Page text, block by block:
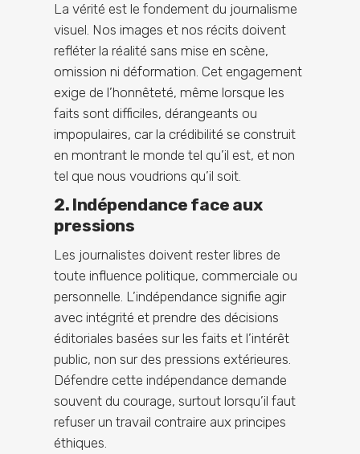
La vérité est le fondement du journalisme
visuel. Nos images et nos récits doivent
refléter la réalité sans mise en scène,
omission ni déformation. Cet engagement
exige de l’honnêteté, même lorsque les
faits sont difficiles, dérangeants ou
impopulaires, car la crédibilité se construit
en montrant le monde tel qu’il est, et non
tel que nous voudrions qu’il soit.
2. Indépendance face aux
pressions
Les journalistes doivent rester libres de
toute influence politique, commerciale ou
personnelle. L’indépendance signifie agir
avec intégrité et prendre des décisions
éditoriales basées sur les faits et l’intérêt
public, non sur des pressions extérieures.
Défendre cette indépendance demande
souvent du courage, surtout lorsqu’il faut
refuser un travail contraire aux principes
éthiques.